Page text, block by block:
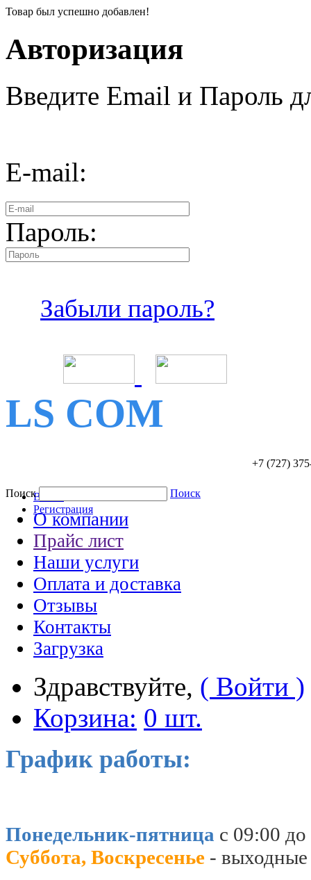
Товар был успешно добавлен!
Авторизация
Введите Email и Пароль
E-mail:
Пароль:
Забыли пароль?
LS COM
+7 (727)
Войти
Регистрация
Поиск Поиск
О компании
Прайс лист
Наши услуги
Оплата и доставка
Отзывы
Контакты
Загрузка
Здравствуйте, ( Войти )
Корзина: 0 шт.
График работы:
Понедельник-пятница с 09:00
Суббота, Воскресенье - выходные